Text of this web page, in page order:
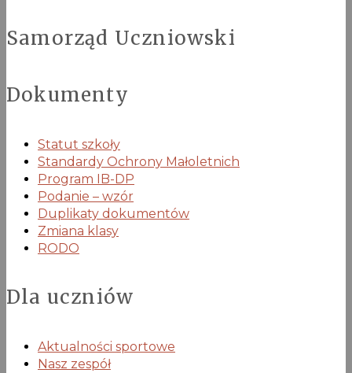
Samorząd Uczniowski
Dokumenty
Statut szkoły
Standardy Ochrony Małoletnich
Program IB-DP
Podanie – wzór
Duplikaty dokumentów
Zmiana klasy
RODO
Dla uczniów
Aktualności sportowe
Nasz zespół